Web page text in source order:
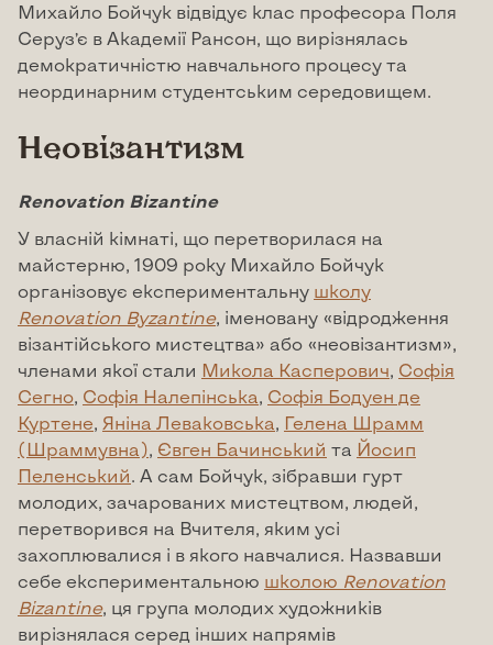
Михайло Бойчук відвідує клас професора Поля
Серуз’є в Академії Рансон, що вирізнялась
демократичністю навчального процесу та
неординарним студентським середовищем.
Неовізантизм
Renovation Bizantine
У власній кімнаті, що перетворилася на
майстерню, 1909 року Михайло Бойчук
організовує експериментальну школу
Renovation Byzantine, іменовану «відродження
візантійського мистецтва» або «неовізантизм»,
членами якої стали Микола Касперович, Софія
Сегно, Софія Налепінська, Софія Бодуен де
Куртене, Яніна Леваковська, Гелена Шрамм
(Шраммувна), Євген Бачинський та Йосип
Пеленський. А сам Бойчук, зібравши гурт
молодих, зачарованих мистецтвом, людей,
перетворився на Вчителя, яким усі
захоплювалися і в якого навчалися. Назвавши
себе експериментальною школою Renovation
Bizantine, ця група молодих художників
вирізнялася серед інших напрямів